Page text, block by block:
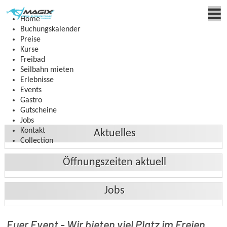
Home
Buchungskalender
Preise
Kurse
Freibad
Seilbahn mieten
Erlebnisse
Events
Gastro
Gutscheine
Jobs
Kontakt
Collection
Aktuelles
Habt Ihr euer Firmen- Event schon geplant?
Wollt ihr 2026 ein besonderes Teamevent mit euren
Kollegen erleben?
Oder steht bei euch im privaten Kreis eine Feier an & Ihr
Öffnungszeiten aktuell
Datum: Open: Notes:
Jobs
Euer Event - Wir bieten viel Platz im Freien